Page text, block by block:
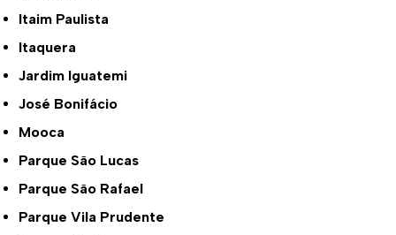
Itaim Paulista
Itaquera
Jardim Iguatemi
José Bonifácio
Mooca
Parque São Lucas
Parque São Rafael
Parque Vila Prudente